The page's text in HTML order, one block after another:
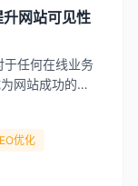
网站可见性
于任何在线业务
网站成功的关
可或缺的组成
优化